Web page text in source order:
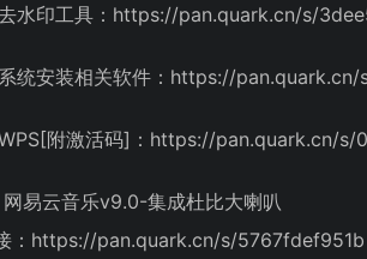
水印工具：https://pan.quark.cn/s/
统安装相关软件：https://
附激活码]：https://pan.quark.cn/s/
易云音乐v9.0-集成杜比大喇叭
：https://pan.quark.cn/s/5767fdef951b